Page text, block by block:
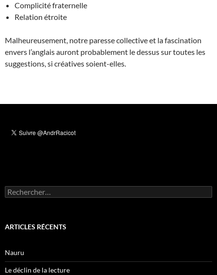
Complicité fraternelle
Relation étroite
Malheureusement, notre paresse collective et la fascination
envers l’anglais auront probablement le dessus sur toutes les
suggestions, si créatives soient-elles.
Rechercher :
ARTICLES RÉCENTS
Nauru
Le déclin de la lecture